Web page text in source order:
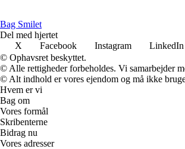
Bag Smilet
Del med hjertet
X
Facebook Instagram LinkedIn
© Ophavsret beskyttet.
© Alle rettigheder forbeholdes. Vi samarbejder
© Alt indhold er vores ejendom og må ikke
Hvem er vi
Bag om
Vores formål
Skribenterne
Bidrag nu
Vores adresser